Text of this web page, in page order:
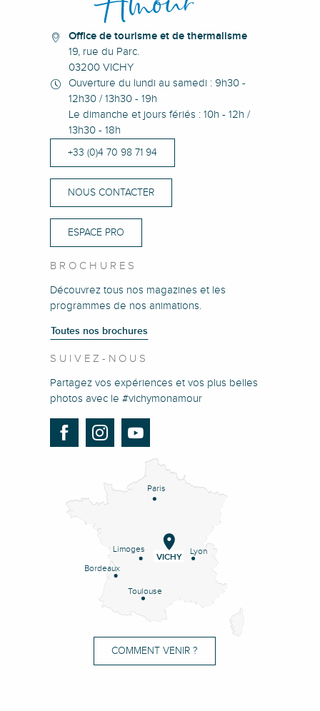
Office de tourisme et de thermalisme
19, rue du Parc.
03200 VICHY
Ouverture du lundi au samedi : 9h30 -
12h30 / 13h30 - 19h
Le dimanche et jours fériés : 10h - 12h /
13h30 - 18h
+33 (0)4 70 98 71 94
NOUS CONTACTER
ESPACE PRO
BROCHURES
Découvrez tous nos magazines et les
programmes de nos animations.
Toutes nos brochures
SUIVEZ-NOUS
Partagez vos expériences et vos plus belles
photos avec le #vichymonamour
Paris
Lyon
Limoges
Bordeaux
Toulouse
VICHY
COMMENT VENIR ?